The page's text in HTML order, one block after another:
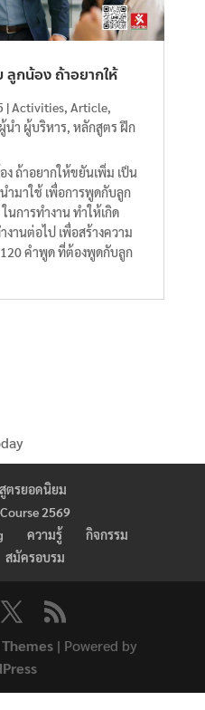
กน้อง ถ้าอยากให้
|Activities, Article,
นำ ผู้บริหาร, หลักสูตร ฝึก
ถ้าอยากให้ขยันเพิ่ม เป็น
ำมาใช้ เพื่อการพูดกับลูก
นการทำงาน ทำให้เกิด
งานต่อไป เพื่อสร้างความ
120 คำพูด ที่ต้องพูดกับลูก
ตรยอดนิยม
2569
ความรู้
กิจกรรม
สมัครอบรม
| Powered by